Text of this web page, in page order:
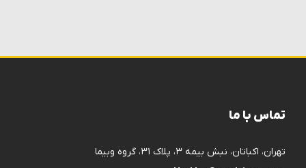
تماس با ما
تهران، اکباتان، نبش بیمه ۳، پلاک ۳۱، گروه وبیما